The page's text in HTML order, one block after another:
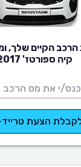
הקיים שלך,
קיה ספורטז' 2017
הצעת טרייד-